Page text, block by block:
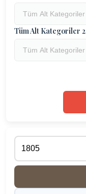
Tüm Alt Kategoriler 2